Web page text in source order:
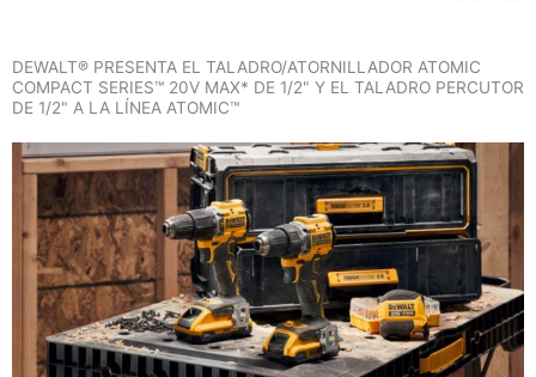
DEWALT® PRESENTA EL TALADRO/ATORNILLADOR ATOMIC
COMPACT SERIES™ 20V MAX* DE 1/2" Y EL TALADRO PERCUTOR
DE 1/2" A LA LÍNEA ATOMIC™